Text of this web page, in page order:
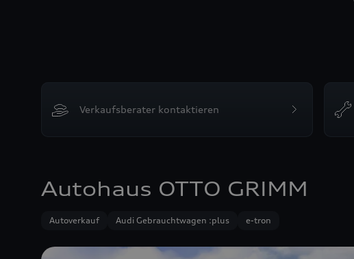
Verkaufsberater kontaktieren
Autohaus OTTO GRIMM
Autoverkauf Audi Gebrauchtwagen :plus e-tron